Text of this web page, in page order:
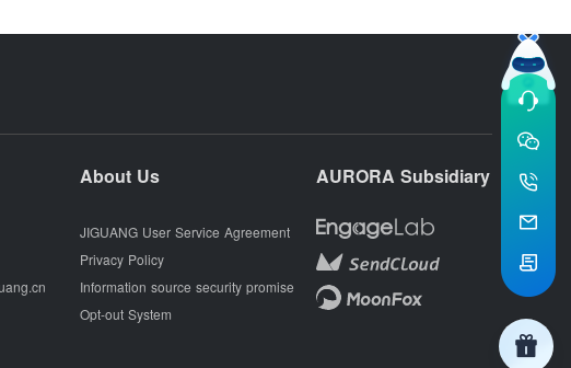
About Us
JIGUANG User Service Agreement
Privacy Policy
Information source security promise
Opt-out System
AURORA Subsidiary